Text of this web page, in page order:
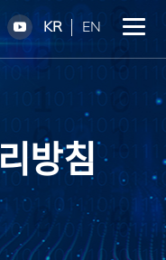
KR EN
방침